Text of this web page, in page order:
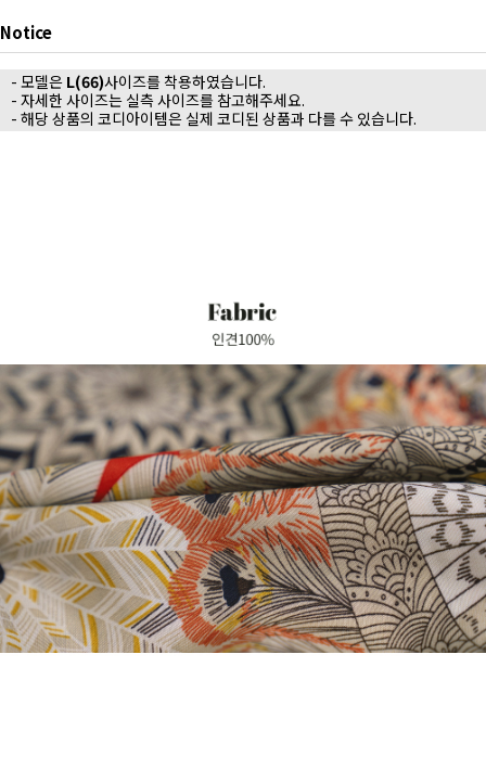
Notice
- 모델은 L(66)사이즈를 착용하였습니다.
- 자세한 사이즈는 실측 사이즈를 참고해주세요.
- 해당 상품의 코디아이템은 실제 코디된 상품과 다를 수 있습니다.